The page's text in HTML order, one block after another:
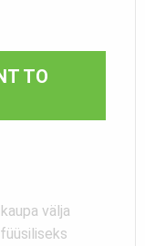
TO
välja